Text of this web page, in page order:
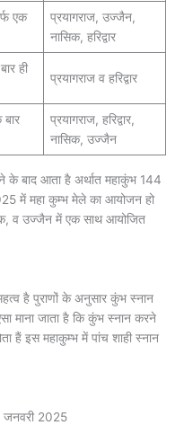
एक
प्रयागराज, उज्जैन,
नासिक, हरिद्वार
ही
प्रयागराज व हरिद्वार
प्रयागराज, हरिद्वार,
नासिक, उज्जैन
के बाद आता है अर्थात महाकुंभ 144
में महा कुम्भ मेले का आयोजन हो
व उज्जैन में एक साथ आयोजित
है पुराणों के अनुसार कुंभ स्नान
माना जाता है कि कुंभ स्नान करने
हैं इस महाकुम्भ में पांच शाही स्नान
जनवरी 2025